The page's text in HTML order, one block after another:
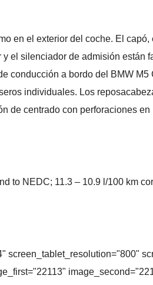
en el exterior del coche. El
el silenciador de admisión están
a bordo del BMW
individuales. Los
centrado con perforaciones
to NEDC; 11.3 – 10.9 l/100 km